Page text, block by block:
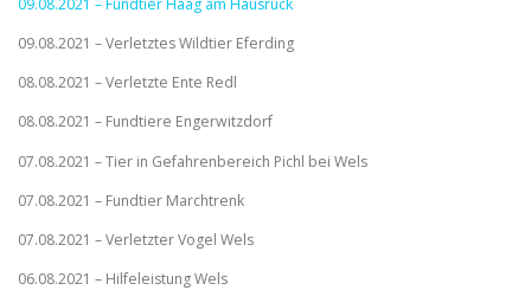
09.08.2021 – Fundtier Haag am Hausruck
09.08.2021 – Verletztes Wildtier Eferding
08.08.2021 – Verletzte Ente Redl
08.08.2021 – Fundtiere Engerwitzdorf
07.08.2021 – Tier in Gefahrenbereich Pichl bei Wels
07.08.2021 – Fundtier Marchtrenk
07.08.2021 – Verletzter Vogel Wels
06.08.2021 – Hilfeleistung Wels